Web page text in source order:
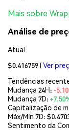
Mais sobre
Análise de
Atual
$0.416759 (Ver
Tendências
Mudança 24H: -
Mudança 7D:
Capitalização de
Máx/Mín 7D: $
Sentimento da